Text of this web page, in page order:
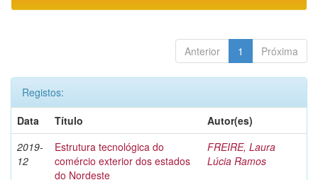
Anterior 1 Próxima
Registos:
Data
Título
Autor(es)
2019-
12
Estrutura tecnológica do
comércio exterior dos estados
do Nordeste
FREIRE, Laura
Lúcia Ramos